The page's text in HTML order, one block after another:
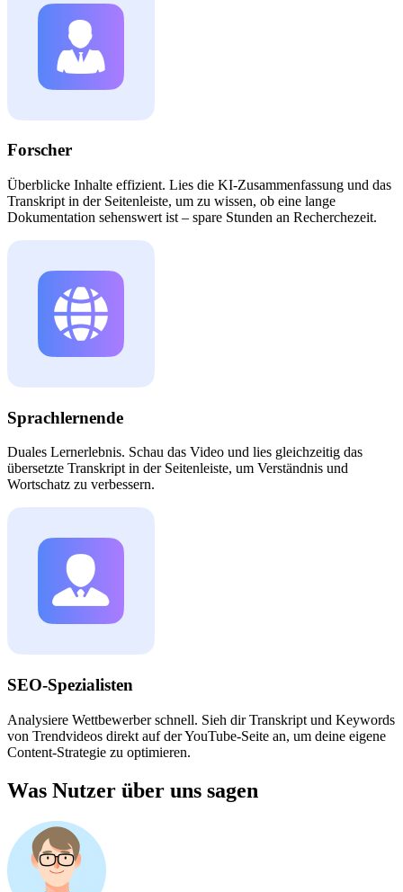
Forscher
Überblicke Inhalte effizient. Lies die KI-Zusammenfassung und das
Transkript in der Seitenleiste, um zu wissen, ob eine lange
Dokumentation sehenswert ist – spare Stunden an Recherchezeit.
Sprachlernende
Duales Lernerlebnis. Schau das Video und lies gleichzeitig das
übersetzte Transkript in der Seitenleiste, um Verständnis und
Wortschatz zu verbessern.
SEO-Spezialisten
Analysiere Wettbewerber schnell. Sieh dir Transkript und Keywords
von Trendvideos direkt auf der YouTube-Seite an, um deine eigene
Content-Strategie zu optimieren.
Was Nutzer über uns sagen